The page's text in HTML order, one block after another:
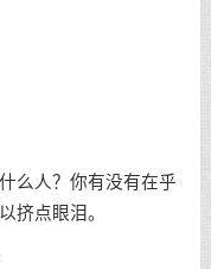
么人？你有没有在乎
挤点眼泪。